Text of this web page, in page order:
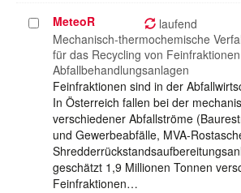
Projekt
auswählen
MeteoR laufend
Mechanisch-thermochemische
für das Recycling von
Abfallbehandlungsanlagen
Feinfraktionen sind in der
In Österreich fallen bei der
verschiedener Abfallströme
und Gewerbeabfälle, MVA-
geschätzt 1,9 Millionen Tonnen
Feinfraktionen…